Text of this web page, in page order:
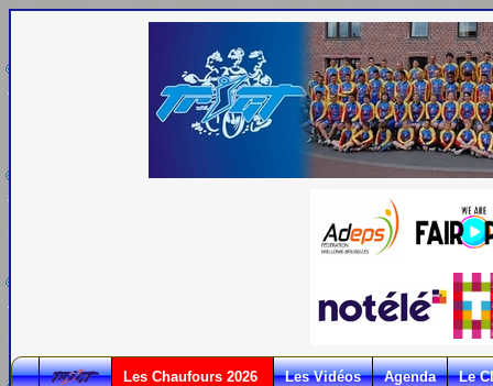
Les Chaufours 2026 Les Vidéos Agenda Le